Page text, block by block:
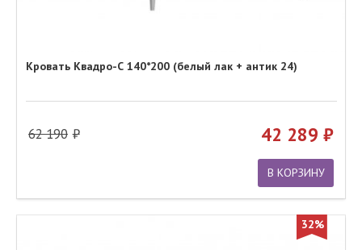
Кровать Квадро-С 140*200 (белый лак + антик 24)
62 190 42 289
В КОРЗИНУ
32%